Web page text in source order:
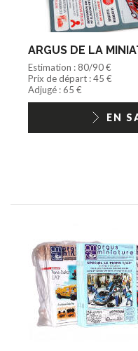
ARGUS DE LA
Estimation : 80/90 €
Prix de départ : 45 €
Adjugé : 65 €
EN